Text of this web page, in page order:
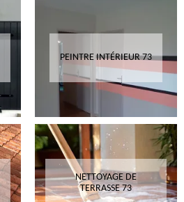
PEINTRE INTÉRIEUR 73
NETTOYAGE DE
TERRASSE 73